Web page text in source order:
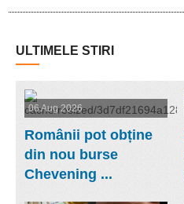
ULTIMELE STIRI
06 Aug 2026
Românii pot obține
din nou burse
Chevening ...